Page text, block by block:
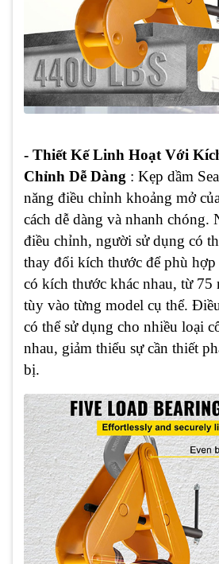
- Thiết Kế Linh Hoạt Với
Chỉnh Dễ Dàng : Kẹp dầm
năng điều chỉnh khoảng mở
cách dễ dàng và nhanh chóng.
điều chỉnh, người sử dụng có
thay đổi kích thước để phù hợp
có kích thước khác nhau, từ 75
tùy vào từng model cụ thể.
có thể sử dụng cho nhiều loại
nhau, giảm thiểu sự cần thiết
bị.